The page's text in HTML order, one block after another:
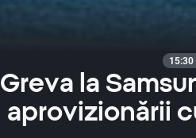
15:30
Greva la
aprovizionării